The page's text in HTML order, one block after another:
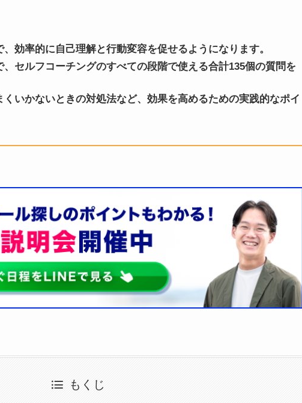
効率的に自己理解と行動変容を促せるようになります。
セルフコーチングのすべての段階で使える合計135個の質問を
いかないときの対処法など、効果を高めるための実践的なポイ
もくじ